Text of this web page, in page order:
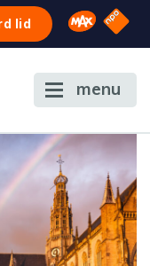
lid Omroep
NPO
menu